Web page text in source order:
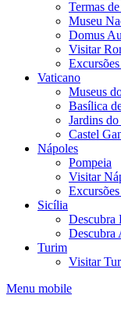
Termas
Museu
Domus
Visitar
Vaticano
Museus
Basílica
Jardins
Castel
Nápoles
Pompeia
Visitar
Sicília
Descubra
Descubra
Turim
Visitar
Menu mobile